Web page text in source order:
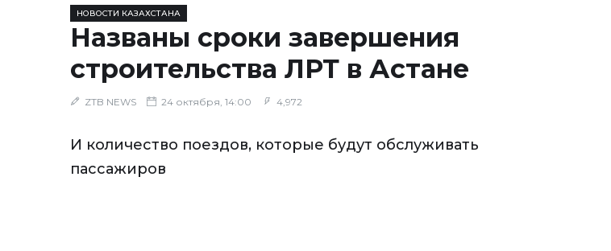
НОВОСТИ КАЗАХСТАНА
Названы сроки завершения
строительства ЛРТ в Астане
ZTB NEWS 24 октября, 14:00 4,972
И количество поездов, которые будут обслуживать
пассажиров